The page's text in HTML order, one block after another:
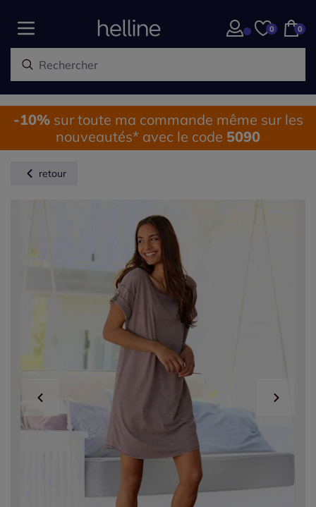
0 0
-10%sur toute ma commande même sur les
nouveautés* avec le code 5090
retour